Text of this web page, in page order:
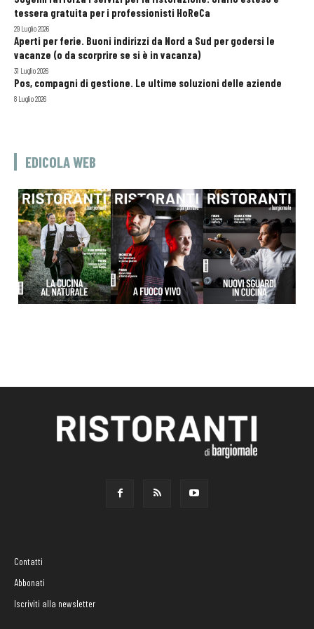
tessera gratuita per i professionisti HoReCa
29 Luglio 2026
Aperti per ferie. Buoni indirizzi da Nord a Sud per godersi le
vacanze (o da scorprire se si è in vacanza)
31 Luglio 2026
Pos, compagni di gestione. Le ultime soluzioni delle aziende
8 Luglio 2026
EDICOLA WEB
Contatti
Abbonati
Iscriviti alla newsletter